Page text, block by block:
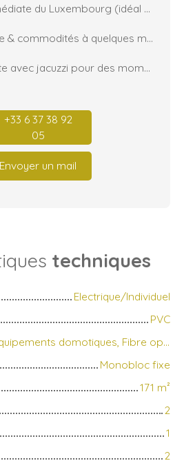
Proximité immédiate du Luxembourg (idéal frontaliers)
École sur place & commodités à quelques minutes
Espace détente avec jacuzzi pour des moments privilégiés
+33 6 37 38 92
05
Envoyer un mail
techniques
Electrique/Individuel
PVC
Climatisation, Équipements domotiques, Fibre optique, Portail motorisé, Système d'alarme, Visiophone
Monobloc fixe
171 m²
2
1
2